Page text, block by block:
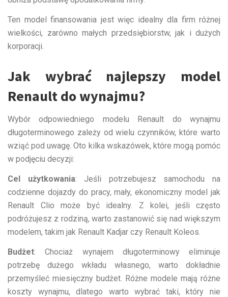
Ten model finansowania jest więc idealny dla firm różnej
wielkości, zarówno małych przedsiębiorstw, jak i dużych
korporacji.
Jak wybrać najlepszy model
Renault do wynajmu?
Wybór odpowiedniego modelu Renault do wynajmu
długoterminowego zależy od wielu czynników, które warto
wziąć pod uwagę. Oto kilka wskazówek, które mogą pomóc
w podjęciu decyzji:
Cel użytkowania: Jeśli potrzebujesz samochodu na
codzienne dojazdy do pracy, mały, ekonomiczny model jak
Renault Clio może być idealny. Z kolei, jeśli często
podróżujesz z rodziną, warto zastanowić się nad większym
modelem, takim jak Renault Kadjar czy Renault Koleos.
Budżet: Chociaż wynajem długoterminowy eliminuje
potrzebę dużego wkładu własnego, warto dokładnie
przemyśleć miesięczny budżet. Różne modele mają różne
koszty wynajmu, dlatego warto wybrać taki, który nie